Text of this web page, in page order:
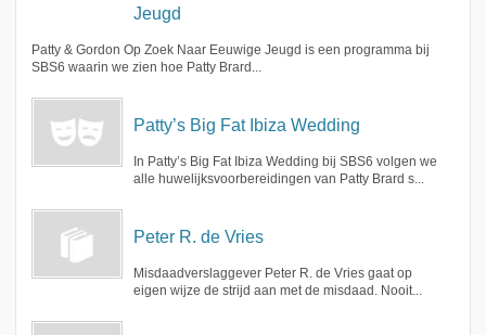
Jeugd
Patty & Gordon Op Zoek Naar Eeuwige Jeugd is een programma bij
SBS6 waarin we zien hoe Patty Brard...
Patty’s Big Fat Ibiza Wedding
In Patty’s Big Fat Ibiza Wedding bij SBS6 volgen we
alle huwelijksvoorbereidingen van Patty Brard s...
Peter R. de Vries
Misdaadverslaggever Peter R. de Vries gaat op
eigen wijze de strijd aan met de misdaad. Nooit...